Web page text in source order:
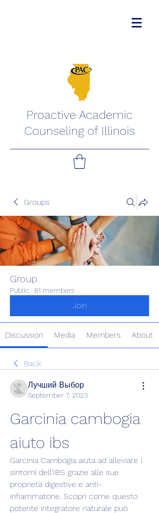
Proactive Academic
Counseling of Illinois
Groups
Group
Public · 81 members
Join
Discussion Media Members About
Back
Лучший Выбор
September 7, 2023
Garcinia cambogia
aiuto ibs
Garcinia Cambogia aiuta ad alleviare i
sintomi dell'IBS grazie alle sue
proprietà digestive e anti-
infiammatorie. Scopri come questo
potente integratore naturale può